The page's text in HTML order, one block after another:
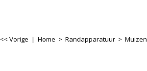
<< Vorige | Home > Randapparatuur > Muizen